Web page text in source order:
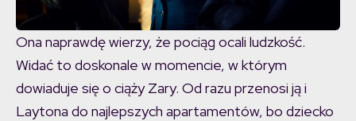
Ona naprawdę wierzy, że pociąg ocali ludzkość.
Widać to doskonale w momencie, w którym
dowiaduje się o ciąży Zary. Od razu przenosi ją i
Laytona do najlepszych apartamentów, bo dziecko